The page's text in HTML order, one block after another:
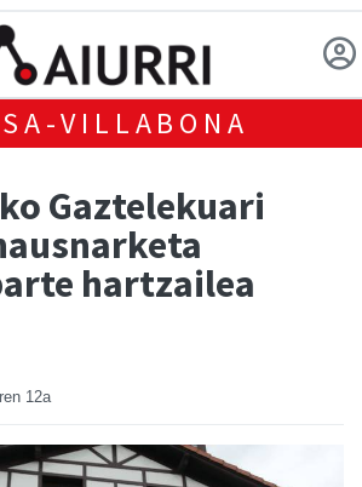
VILLABONA
Gaztelekuari
hartzailea
12a